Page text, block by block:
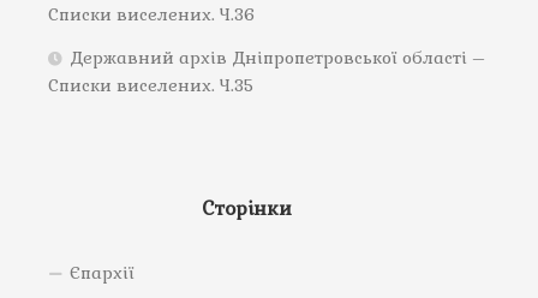
Списки виселених. Ч.36
Державний архів Дніпропетровської області –
Списки виселених. Ч.35
Сторінки
Єпархії